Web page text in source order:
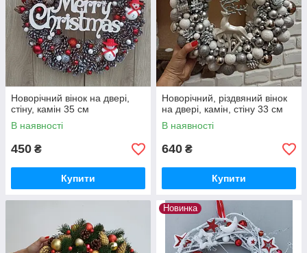
Новорічний вінок на двері,
стіну, камін 35 см
В наявності
450 ₴
Купити
Новорічний, різдвяний вінок
на двері, камін, стіну 33 см
В наявності
640 ₴
Купити
Новинка